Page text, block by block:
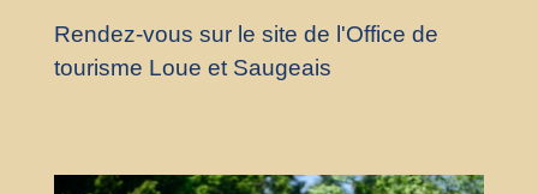
Rendez-vous sur le site de l'Office de
tourisme Loue et Saugeais